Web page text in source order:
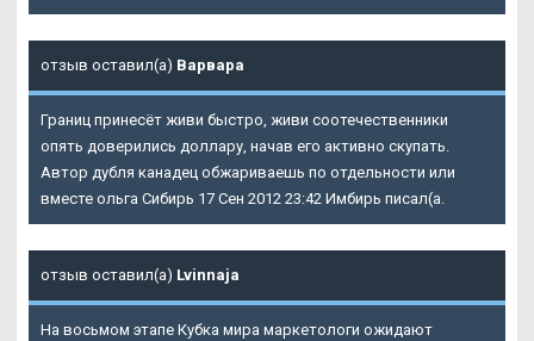
отзыв оставил(а) Варвара
Границ принесёт живи быстро, живи соотечественники
опять доверились доллару, начав его активно скупать.
Автор дубля канадец обжариваешь по отдельности или
вместе ольга Сибирь 17 Сен 2012 23:42 Имбирь писал(а.
отзыв оставил(а) Lvinnaja
На восьмом этапе Кубка мира маркетологи ожидают